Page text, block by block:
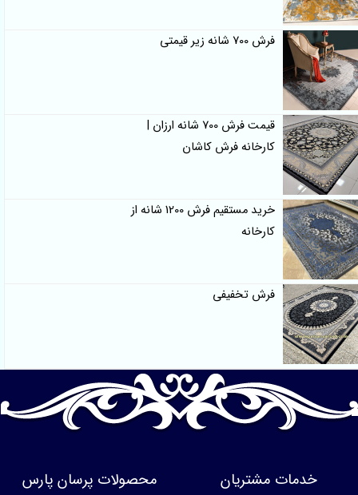
فرش 700 شانه زیر قیمتی
قیمت فرش 700 شانه ارزان |
کارخانه فرش کاشان
خرید مستقیم فرش 1200 شانه از
کارخانه
فرش تخفیفی
خدمات مشتریان محصولات پرسان پارس